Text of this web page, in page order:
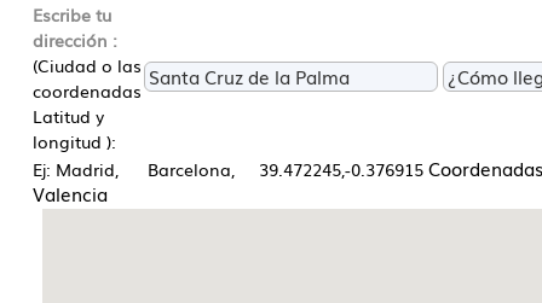
Escribe tu
dirección :
(Ciudad o las
coordenadas
Latitud y
longitud ):
Ej: Madrid, Barcelona, 39.472245,-0.376915
Valencia